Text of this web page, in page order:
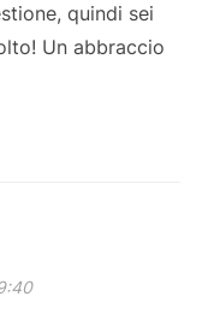
quindi sei
Un abbraccio